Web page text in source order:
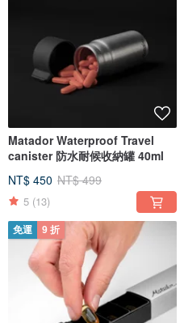
Matador Waterproof Travel
canister 防水耐候收納罐 40ml
NT$ 450 NT$ 499
5 (13)
免運 9 折